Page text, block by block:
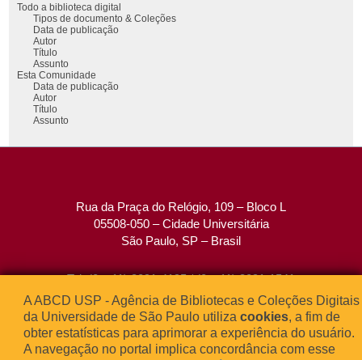
Todo a biblioteca digital
Tipos de documento & Coleções
Data de publicação
Autor
Título
Assunto
Esta Comunidade
Data de publicação
Autor
Título
Assunto
Rua da Praça do Relógio, 109 – Bloco L
05508-050 – Cidade Universitária
São Paulo, SP – Brasil
Tel: (0xx11) 3091-4195 / (0xx11) 3091-1541
Fax: (0xx11) 3091-1567
E-mail:atendimento@abcd.usp.br
A ABCD USP - Agência de Bibliotecas e Coleções Digitais
da Universidade de São Paulo utiliza cookies, a fim de
obter estatísticas para aprimorar a experiência do usuário.
A navegação no portal implica concordância com esse